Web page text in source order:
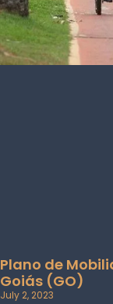
Plano de
Goiás (GO)
July 2, 2023